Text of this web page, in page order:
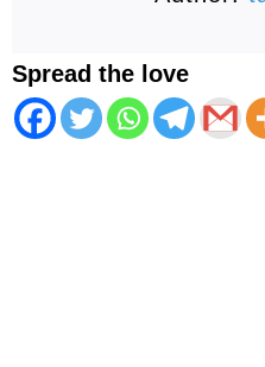
Spread the love